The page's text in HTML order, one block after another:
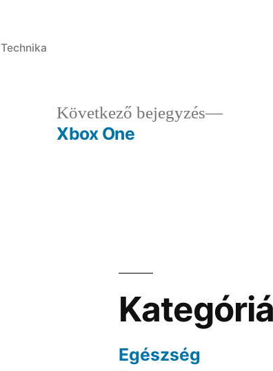
Kategória:
Technika
Következő bejegyzés
Xbox One
Egészség